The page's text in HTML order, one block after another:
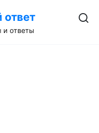
ответ
и ответы